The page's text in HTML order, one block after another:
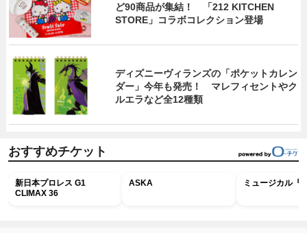
ど90商品が集結！ 「212 KITCHEN
STORE」コラボコレクション登場
ディズニーヴィランズの「ポケットカレン
ダー」今年も発売！ マレフィセントやク
ルエラなど全12種類
おすすめチケット
新日本プロレス G1
CLIMAX 36
ASKA ミュージカル『